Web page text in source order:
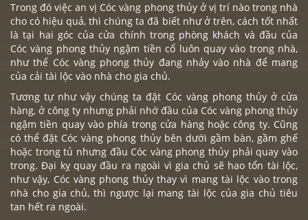
Trong đó việc an vị Cóc vàng phong thủy ở vị trí nào trong nhà
cho có hiệu quả, thì chúng ta đã biết như ở trên, cách tốt nhất
là tại hai góc của cửa chính trong phòng khách và đầu của
Cóc vàng phong thủy ngậm tiền cổ luôn quay vào trong nhà,
như thể Cóc vàng phong thủy đang nhảy vào nhà để mang
của cải tài lộc vào nhà cho gia chủ.
Tương tự như vậy chúng ta đặt Cóc vàng phong thủy ở cửa
hàng, ở công ty nhưng phải nhớ đầu của Cóc vàng phong thủy
ngậm tiền quay vào phía trong cửa hàng hoặc công ty. Cũng
có thể đặt Cóc vàng phong thủy bên dưới gầm bàn, gầm ghế
hoặc trong tủ nhưng đầu Cóc vàng phong thủy phải quay vào
trong. Đại kỵ quay đầu ra ngoài vì gia chủ sẽ hao tổn tài lộc,
như vậy, Cóc vàng phong thủy thay vì mang tài lộc vào trong
nhà cho gia chủ, thì ngược lại mang tài lộc của gia chủ tiêu
tan hết ra ngoài.